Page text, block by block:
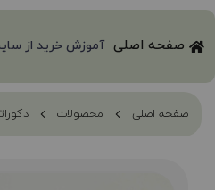
صفحه اصلی آموزش خرید از
صفحه اصلی محصولات